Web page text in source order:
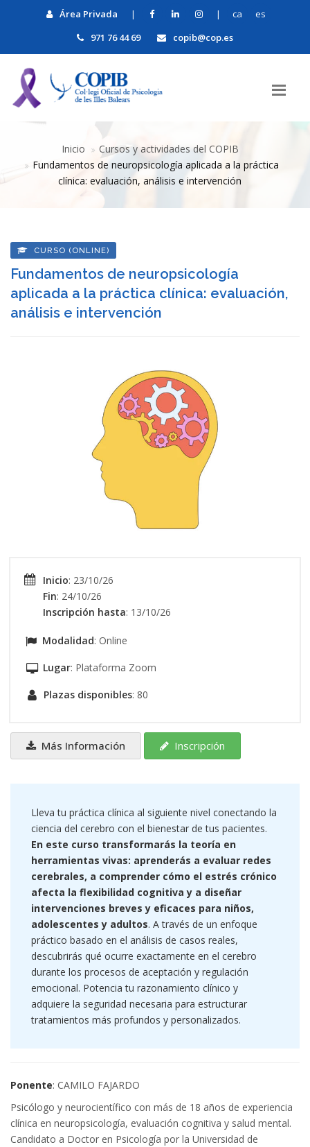
Área Privada | | ca
es
971 76 44 69
copib@cop.es
Inicio
Cursos y actividades del COPIB
Fundamentos de neuropsicología aplicada a la práctica
clínica: evaluación, análisis e intervención
CURSO (ONLINE)
Fundamentos de neuropsicología
aplicada a la práctica clínica: evaluación,
análisis e intervención
Inicio: 23/10/26
Fin: 24/10/26
Inscripción hasta: 13/10/26
Modalidad: Online
Lugar: Plataforma Zoom
Plazas disponibles: 80
Más Información Inscripción
Lleva tu práctica clínica al siguiente nivel conectando la
ciencia del cerebro con el bienestar de tus pacientes.
En este curso transformarás la teoría en
herramientas vivas: aprenderás a evaluar redes
cerebrales, a comprender cómo el estrés crónico
afecta la flexibilidad cognitiva y a diseñar
intervenciones breves y eficaces para niños,
adolescentes y adultos. A través de un enfoque
práctico basado en el análisis de casos reales,
descubrirás qué ocurre exactamente en el cerebro
durante los procesos de aceptación y regulación
emocional. Potencia tu razonamiento clínico y
adquiere la seguridad necesaria para estructurar
tratamientos más profundos y personalizados.
Ponente: CAMILO FAJARDO
Psicólogo y neurocientífico con más de 18 años de experiencia
clínica en neuropsicología, evaluación cognitiva y salud mental.
Candidato a Doctor en Psicología por la Universidad de